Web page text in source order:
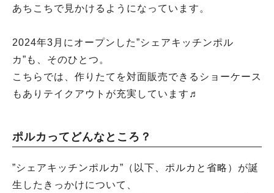
あちこちで見かけるようになっています。
2024年3月にオープンした”シェアキッチンポル
カ”も、そのひとつ。
こちらでは、作りたてを対面販売できるショーケース
もありテイクアウトが充実しています♬
ポルカってどんなところ？
”シェアキッチンポルカ”（以下、ポルカと省略）が誕
生したきっかけについて、